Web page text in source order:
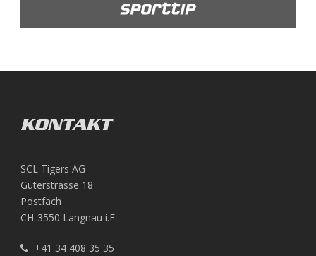
KONTAKT
SCL Tigers AG
Güterstrasse 18
Postfach
CH-3550 Langnau i.E.
+41 34 408 35 35